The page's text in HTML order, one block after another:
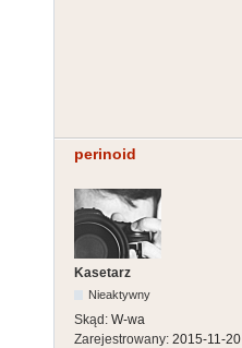
perinoid
Kasetarz
Nieaktywny
Skąd: W-wa
Zarejestrowany: 2015-11-20